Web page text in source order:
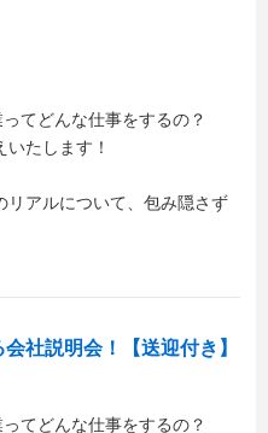
てどんな仕事をするの？
たします！
リアルについて、包み隠さず
社説明会！【送迎付き】
てどんな仕事をするの？